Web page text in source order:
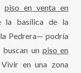
piso en venta en
basílica de la
Pedrera— podría
un piso en
en una zona